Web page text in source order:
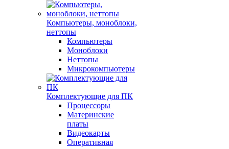
Компьютеры, моноблоки,
неттопы
Компьютеры
Моноблоки
Неттопы
Микрокомпьютеры
Комплектующие для ПК
Процессоры
Материнские
платы
Видеокарты
Оперативная